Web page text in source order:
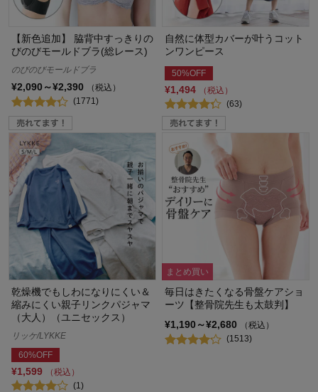
【新色追加】 脇背中すっきりの
びのびモールドブラ(総レース)
のびのびモールドブラ
¥2,090～¥2,390
（税込）
(1771)
自然に体型カバーが叶うコット
ンワンピース
50%OFF
¥1,494
（税込）
(63)
乾燥機でもしわになりにくい＆
縮みにくい親子リンクパジャマ
（大人）（ユニセックス）
リッケ/LYKKE
60%OFF
¥1,599
（税込）
(1)
まとめ買い
毎日はきたくなる骨盤ケアショ
ーツ【整骨院先生も太鼓判】
¥1,190～¥2,680
（税込）
(1513)